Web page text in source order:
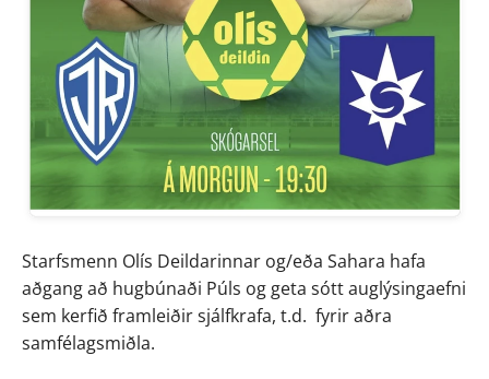
Starfsmenn Olís Deildarinnar og/eða Sahara hafa
aðgang að hugbúnaði Púls og geta sótt auglýsingaefni
sem kerfið framleiðir sjálfkrafa, t.d.  fyrir aðra
samfélagsmiðla.